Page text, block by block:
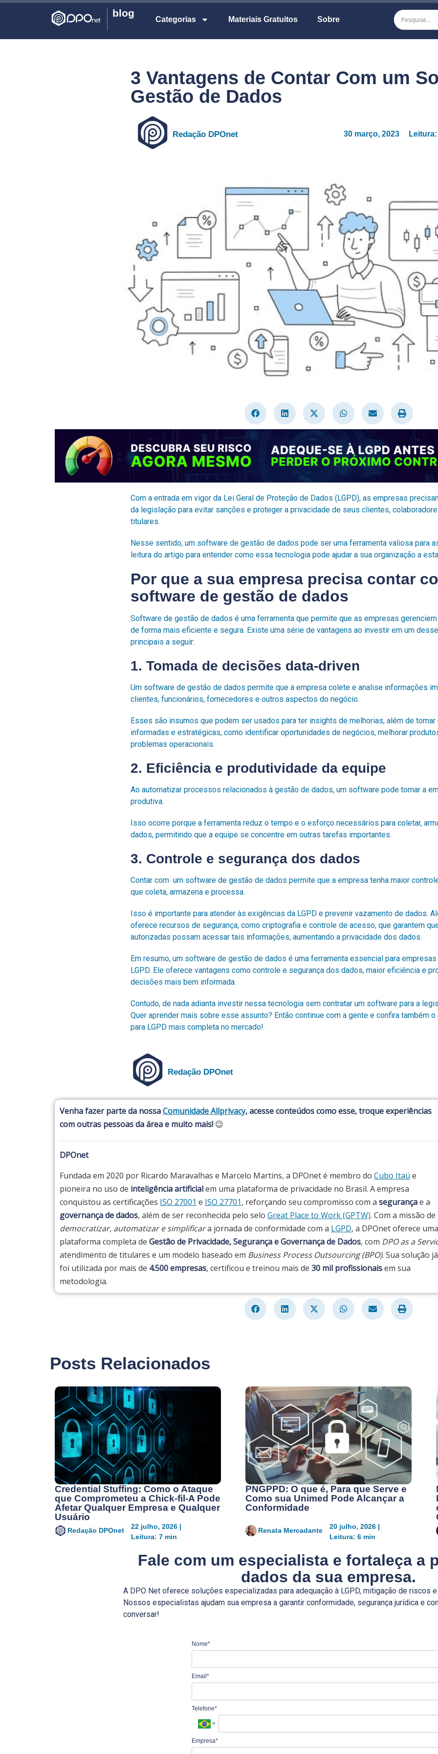
blog
Categorias Materiais Gratuitos Sobre
3 Vantagens de Contar Com um
Gestão de Dados
Redação DPOnet 30 março, 2023
Com a entrada em vigor da Lei Geral de Proteção de Dados (LGPD), as empresas
da legislação para evitar sanções e proteger a privacidade de seus clientes,
titulares.
Nesse sentido, um software de gestão de dados pode ser uma ferramenta valiosa para
leitura do artigo para entender como essa tecnologia pode ajudar a sua organização a
Por que a sua empresa precisa contar
software de gestão de dados
Software de gestão de dados é uma ferramenta que permite que as empresas
de forma mais eficiente e segura. Existe uma série de vantagens ao investir em um
principais a seguir:
1. Tomada de decisões data-driven
Um software de gestão de dados permite que a empresa colete e analise informações
clientes, funcionários, fornecedores e outros aspectos do negócio.
Esses são insumos que podem ser usados para ter insights de melhorias, além de
informadas e estratégicas, como identificar oportunidades de negócios, melhorar
problemas operacionais.
2. Eficiência e produtividade da equipe
Ao automatizar processos relacionados à gestão de dados, um software pode tornar a
produtiva.
Isso ocorre porque a ferramenta reduz o tempo e o esforço necessários para coletar,
dados, permitindo que a equipe se concentre em outras tarefas importantes.
3. Controle e segurança dos dados
Contar com um software de gestão de dados permite que a empresa tenha maior
que coleta, armazena e processa.
Isso é importante para atender às exigências da LGPD e prevenir vazamento de dados.
oferece recursos de segurança, como criptografia e controle de acesso, que garantem
autorizadas possam acessar tais informações, aumentando a privacidade dos dados.
Em resumo, um software de gestão de dados é uma ferramenta essencial para
LGPD. Ele oferece vantagens como controle e segurança dos dados, maior eficiência e
decisões mais bem informada.
Contudo, de nada adianta investir nessa tecnologia sem contratar um software para a
Quer aprender mais sobre esse assunto? Então continue com a gente e confira também
para LGPD mais completa no mercado!
Redação DPOnet
Venha fazer parte da nossaComunidade Allprivacy, acesse conteúdos como esse, troque experiências
com outras pessoas da área e muito mais! 😉
DPOnet
Fundada em 2020 por Ricardo Maravalhas e Marcelo Martins, a DPOnet é membro do Cubo Itaú e
pioneira no uso de inteligência artificialem uma plataforma de privacidade no Brasil. A empresa
conquistou as certificações ISO 27001 e ISO 27701, reforçando seu compromisso com a segurançae a
governança de dados, além de ser reconhecida pelo selo Great Place to Work (GPTW). Com a missão de
democratizar, automatizar e simplificara jornada de conformidade com a LGPD, a DPOnet oferece uma
plataforma completa de Gestão de Privacidade, Segurança e Governança de Dados, com DPO as a
atendimento de titulares e um modelo baseado em Business Process Outsourcing (BPO). Sua solução já
foi utilizada por mais de 4.500 empresas, certificou e treinou mais de 30 mil profissionaisem sua
metodologia.
Posts Relacionados
Credential Stuffing: Como o Ataque
que Comprometeu a Chick-fil-A Pode
Afetar Qualquer Empresa e Qualquer
Usuário
Redação DPOnet
22 julho, 2026 |
Leitura: 7 min
PNGPPD: O que é, Para que Serve e
Como sua Unimed Pode Alcançar a
Conformidade
Renata Mercadante
20 julho, 2026 |
Leitura: 6 min
Fale com um especialistae fortaleça a
dados da sua empresa.
A DPO Net oferece soluções especializadas para adequação à LGPD, mitigação de riscos
Nossos especialistas ajudam sua empresa a garantir conformidade, segurança jurídica e
conversar!
Nome*
Email*
Telefone*
Empresa*